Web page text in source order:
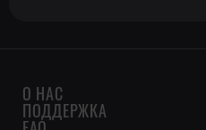
О НАС
ПОДДЕРЖКА